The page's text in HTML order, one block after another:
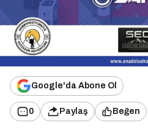
Google'da Abone Ol
0 Paylaş Beğen